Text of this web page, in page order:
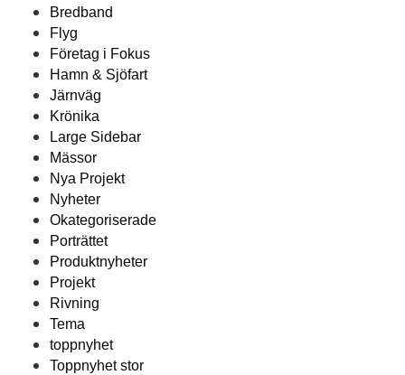
Bredband
Flyg
Företag i Fokus
Hamn & Sjöfart
Järnväg
Krönika
Large Sidebar
Mässor
Nya Projekt
Nyheter
Okategoriserade
Porträttet
Produktnyheter
Projekt
Rivning
Tema
toppnyhet
Toppnyhet stor